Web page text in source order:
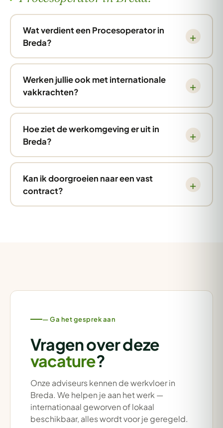
Wat verdient een Procesoperator in
Breda?
Werken jullie ook met internationale
vakkrachten?
Hoe ziet de werkomgeving er uit in
Breda?
Kan ik doorgroeien naar een vast
contract?
— Ga het gesprek aan
Vragen over deze
vacature?
Onze adviseurs kennen de werkvloer in
Breda. We helpen je aan het werk —
internationaal geworven of lokaal
beschikbaar, alles wordt voor je geregeld.